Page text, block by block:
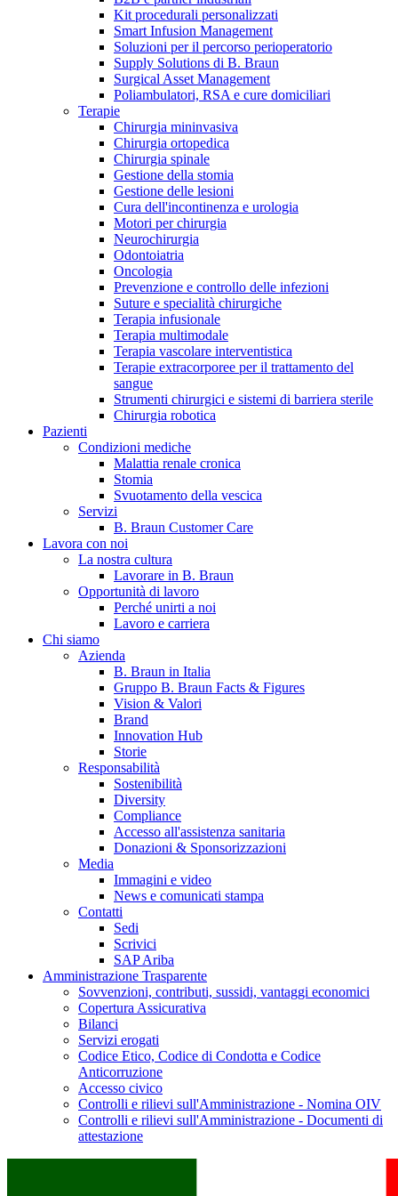
Catalogo prodotti
Trova il prodotto che stai cercando. Visita il catalogo B.
Braun con il nostro portfolio completo.
Hai domande o richieste? Scrivici per entrare subito in
contatto con un nostro referente.
B. Braun in Italia
Scopri chi siamo ed entra nel mondo di B. Braun in Italia: 4
sedi, 4 aziende, più di 700 dipendenti e un Centro di
Eccellenza a livello globale.
Kit procedurali personalizzati
Smart Infusion Management
Soluzioni per il percorso perioperatorio
Supply Solutions di B. Braun
Surgical Asset Management
Poliambulatori, RSA e cure domiciliari
Terapie
Chirurgia mininvasiva
Chirurgia ortopedica
Chirurgia spinale
Gestione della stomia
Gestione delle lesioni
Cura dell'incontinenza e urologia
Motori per chirurgia
Neurochirurgia
Odontoiatria
Oncologia
Prevenzione e controllo delle infezioni
Suture e specialità chirurgiche
Terapia infusionale
Terapia multimodale
Terapia vascolare interventistica
Terapie extracorporee per il trattamento del
sangue
Strumenti chirurgici e sistemi di barriera sterile
Chirurgia robotica
Pazienti
Condizioni mediche
Malattia renale cronica
Stomia
Svuotamento della vescica
Servizi
B. Braun Customer Care
Lavora con noi
La nostra cultura
Lavorare in B. Braun
Opportunità di lavoro
Perché unirti a noi
Lavoro e carriera
Chi siamo
Azienda
B. Braun in Italia
Gruppo B. Braun Facts & Figures
Vision & Valori
Brand
Innovation Hub
Storie
Responsabilità
Sostenibilità
Diversity
Compliance
Accesso all'assistenza sanitaria
Donazioni & Sponsorizzazioni
Media
Immagini e video
News e comunicati stampa
Contatti
Sedi
Scrivici
SAP Ariba
Amministrazione Trasparente
Sovvenzioni, contributi, sussidi, vantaggi economici
Copertura Assicurativa
Bilanci
Servizi erogati
Codice Etico, Codice di Condotta e Codice
Anticorruzione
Accesso civico
Controlli e rilievi sull'Amministrazione - Nomina OIV
Controlli e rilievi sull'Amministrazione - Documenti di
attestazione